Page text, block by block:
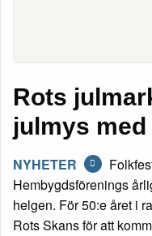
Rots
julmys
NYHETER
Hembygdsförenings
helgen. För 50:e året i
Rots Skans för att